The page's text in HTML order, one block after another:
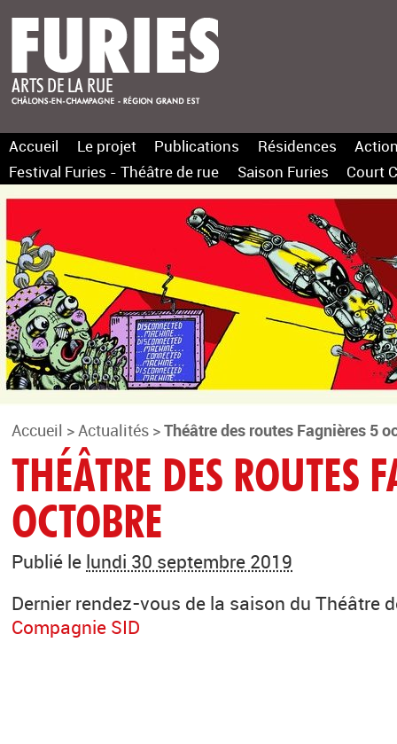
Accueil Le projet Publications Résidences
Festival Furies - Théâtre de rue
Saison Furies Court
Accueil > Actualités >Théâtre des routes Fagnières 5
THÉÂTRE DES ROUTES
OCTOBRE
Publié le lundi 30 septembre 2019
Dernier rendez-vous de la saison du Théâtre
Compagnie SID